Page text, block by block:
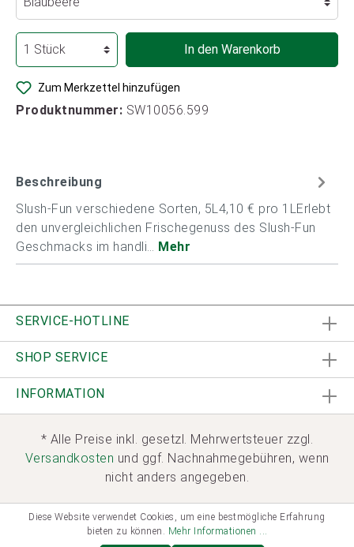
In den Warenkorb
Zum Merkzettel hinzufügen
Produktnummer: SW10056.599
Beschreibung
Slush-Fun verschiedene Sorten, 5L4,10 € pro 1LErlebt
den unvergleichlichen Frischegenuss des Slush-Fun
Geschmacks im handli… Mehr
SERVICE-HOTLINE
SHOP SERVICE
INFORMATION
* Alle Preise inkl. gesetzl. Mehrwertsteuer zzgl.
Versandkosten und ggf. Nachnahmegebühren, wenn
nicht anders angegeben.
Diese Website verwendet Cookies, um eine bestmögliche Erfahrung
bieten zu können. Mehr Informationen ...